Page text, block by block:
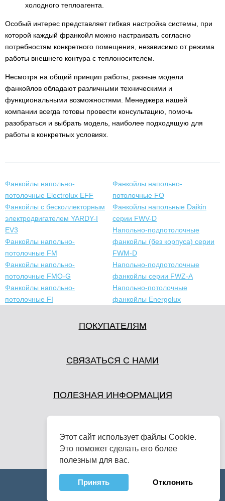
холодного теплоагента.
Особый интерес представляет гибкая настройка системы, при
которой каждый франкойл можно настраивать согласно
потребностям конкретного помещения, независимо от режима
работы внешнего контура с теплоносителем.
Несмотря на общий принцип работы, разные модели
фанкойлов обладают различными техническими и
функциональными возможностями. Менеджера нашей
компании всегда готовы провести консультацию, помочь
разобраться и выбрать модель, наиболее подходящую для
работы в конкретных условиях.
Фанкойлы напольно-
потолочные Electrolux EFF
Фанкойлы с бесколлекторным
электродвигателем YARDY-I
EV3
Фанкойлы напольно-
потолочные FM
Фанкойлы напольно-
потолочные FMO-G
Фанкойлы напольно-
потолочные FI
Фанкойлы напольно-
потолочные FO
Фанкойлы напольные Daikin
серии FWV-D
Напольно-подпотолочные
фанкойлы (без корпуса) серии
FWM-D
Напольно-подпотолочные
фанкойлы серии FWZ-A
Напольно-потолочные
фанкойлы Energolux
ПОКУПАТЕЛЯМ
СВЯЗАТЬСЯ С НАМИ
ПОЛЕЗНАЯ ИНФОРМАЦИЯ
Этот сайт использует файлы Cookie.
Это поможет сделать его более
полезным для вас.
Принять Отклонить